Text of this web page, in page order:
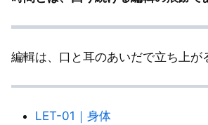
編輯は、口と耳のあいだで立ち上が
LET-01｜身体